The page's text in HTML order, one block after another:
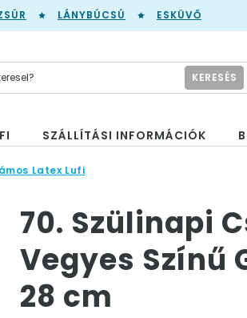
LÁNYBÚCSÚ ESKÜVŐ
KERESÉS
SZÁLLÍTÁSI INFORMÁCIÓK
Latex Lufi
70. Szülinapi
Vegyes Színű
28 cm